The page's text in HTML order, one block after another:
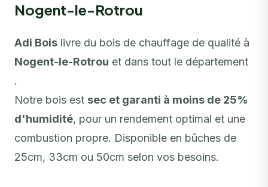
Nogent-le-Rotrou
Adi Bois livre du bois de chauffage de qualité à
Nogent-le-Rotrou et dans tout le département
.
Notre bois est sec et garanti à moins de 25%
d'humidité, pour un rendement optimal et une
combustion propre. Disponible en bûches de
25cm, 33cm ou 50cm selon vos besoins.